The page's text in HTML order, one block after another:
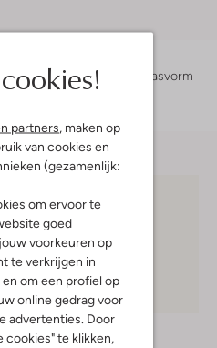
partners , maken op
van cookies en
(gezamenlijk:
om ervoor te
goed
voorkeuren op
te verkrijgen in
om een profiel op
online gedrag voor
advertenties. Door
te klikken,
en draagt maat S.
De pasvorm
€75,-
30 dagen*